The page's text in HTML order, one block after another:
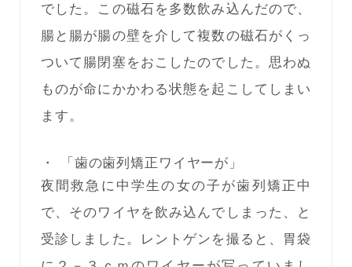
でした。この磁石を多数飲み込んだので、
腸と腸が腸の壁を介して複数の磁石がくっ
ついて腸閉塞をおこしたのでした。思わぬ
ものが命にかかわる状態を起こしてしまい
ます。
「歯の歯列矯正ワイヤーが」
夜間救急に中学生の女の子が歯列矯正中
で、そのワイヤを飲み込んでしまった、と
受診しました。レントゲンを撮ると、胃袋